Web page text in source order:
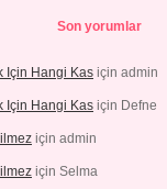
Son yorumlar
Için Hangi Kas için admin
Için Hangi Kas için Defne
için admin
için Selma